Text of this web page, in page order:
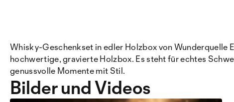
Whisky-Geschenkset in edler Holzbox von Wunderquelle
hochwertige, gravierte Holzbox. Es steht für echtes
genussvolle Momente mit Stil.
Bilder und Videos